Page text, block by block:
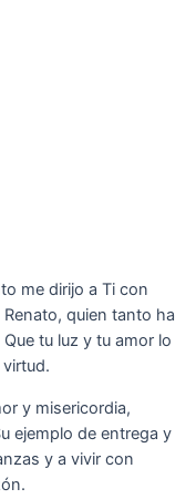
me dirijo a Ti con
quien tanto ha
tu luz y tu amor lo
y misericordia,
ejemplo de entrega y
y a vivir con